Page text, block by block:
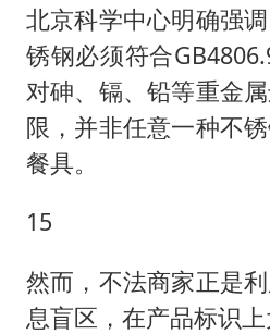
北京科学中心明确强
锈钢必须符合
对砷、镉、铅等重金
限，并非任意一种不
餐具。
15
然而，不法商家正是
息盲区，在产品标识上